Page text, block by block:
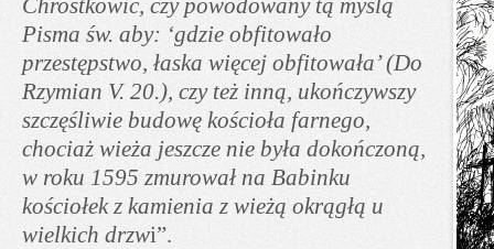
Chrostkowic, czy powodowany tą myślą
Pisma św. aby: ‘gdzie obfitowało
przestępstwo, łaska więcej obfitowała’ (Do
Rzymian V. 20.), czy też inną, ukończywszy
szczęśliwie budowę kościoła farnego,
chociaż wieża jeszcze nie była dokończoną,
w roku 1595 zmurował na Babinku
kościołek z kamienia z wieżą okrągłą u
wielkich drzwi”.